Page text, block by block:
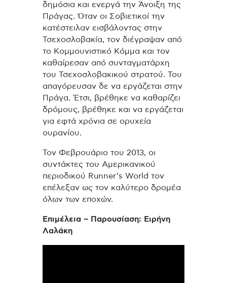
δημόσια και ενεργά την Άνοιξη της
Πράγας. Ὀταν οι Σοβιετικοί την
κατέστειλαν εισβάλοντας στην
Τσεχοσλοβακία, τον διέγραψαν από
το Κομμουνιστικό Κόμμα και τον
καθαίρεσαν από συνταγματάρχη
του Τσεχοσλοβακικού στρατού. Του
απαγόρευσαν δε να εργάζεται στην
Πράγα. Έτσι, βρέθηκε να καθαρίζει
δρόμους, βρέθηκε και να εργάζεται
για εφτά χρόνια σε ορυχεία
ουρανίου.
Τον Φεβρουάριο του 2013, οι
συντάκτες του Αμερικανικού
περιοδικού Runner’s World τον
επέλεξαν ως τον καλύτερο δρομέα
όλων των εποχών.
Επιμέλεια – Παρουσίαση: Ειρήνη
Λαλάκη